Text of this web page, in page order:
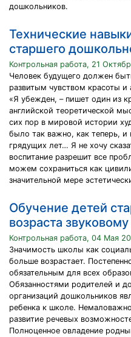
дошкольников.
Технические
старшего
Контрольная работа, 21
Человек будущего должен
развитым чувством красоты
«Я убежден, – пишет один из
английской теоретической
сих пор в мировой истории
было так важно, как теперь, и
грядущих лет… Я не хочу
воспитание разрешит все
можем сохраниться как
значительной мере
Обучение детей
возраста
Контрольная работа, 04 Мая
Значимость школы как
больше возрастает.
обязательным для всех
Обязанностями родителей и
организаций дошкольников
ребенка к школе.
развитие речевых
Полноценное овладение